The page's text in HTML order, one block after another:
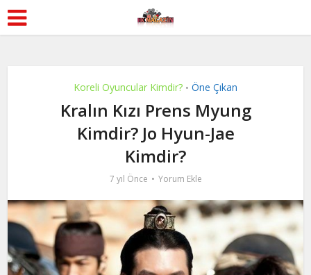
Koreli Oyuncular Kimdir? • Öne Çıkan
Kralın Kızı Prens Myung
Kimdir? Jo Hyun-Jae
Kimdir?
7 yıl Önce Yorum Ekle